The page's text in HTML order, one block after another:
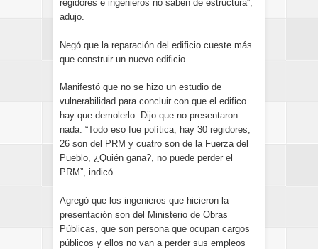
regidores e ingenieros no saben de estructura”,
adujo.
Negó que la reparación del edificio cueste más
que construir un nuevo edificio.
Manifestó que no se hizo un estudio de
vulnerabilidad para concluir con que el edifico
hay que demolerlo. Dijo que no presentaron
nada. “Todo eso fue política, hay 30 regidores,
26 son del PRM y cuatro son de la Fuerza del
Pueblo, ¿Quién gana?, no puede perder el
PRM”, indicó.
Agregó que los ingenieros que hicieron la
presentación son del Ministerio de Obras
Públicas, que son persona que ocupan cargos
públicos y ellos no van a perder sus empleos